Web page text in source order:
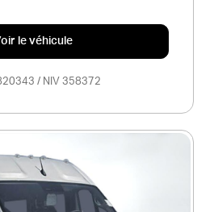
le véhicule
/ NIV 358372